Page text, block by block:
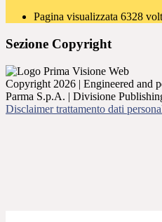
Pagina visualizzata 6328
Sezione Copyright
Copyright 2026 | Engineered and
Parma S.p.A. | Divisione
Disclaimer trattamento dati